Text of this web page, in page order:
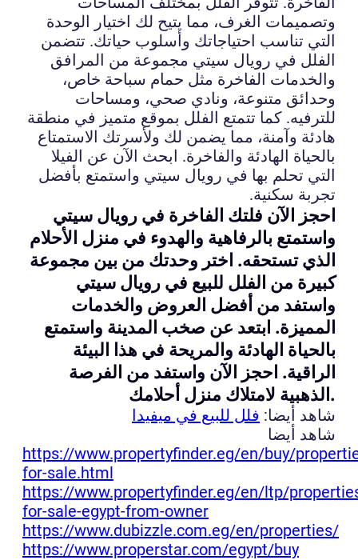
وتصميمات الغرف، مما يتيح لك اختيار الوحدة
التي تناسب احتياجاتك وأسلوب حياتك. تتضمن
الفلل في رويال سيتي مجموعة من المرافق
والخدمات الفاخرة مثل حمام سباحة خاص،
وحدائق متنوعة، ونادي صحي، ومساحات
للترفيه. كما تتمتع الفلل بموقع متميز في منطقة
هادئة وآمنة، مما يضمن لك ولأسرتك الاستمتاع
بالحياة الهادئة والفاخرة. ابحث الآن عن الفيلا
التي تحلم بها في رويال سيتي واستمتع بأفضل
تجربة سكنية.
احجز الآن فلتك الفاخرة في رويال سيتي
واستمتع بالرفاهية والهدوء في منزل الأحلام
الذي تستحقه. اختر وحدتك من بين مجموعة
كبيرة من الفلل للبيع في رويال سيتي
واستفد من أفضل العروض والخدمات
المميزة. ابتعد عن صخب المدينة واستمتع
بالحياة الهادئة والمريحة في هذا البيئة
الراقية. احجز الآن واستفد من الفرصة
الذهبية لامتلاك منزل أحلامك.
شاهد أيضا: فلل للبيع في ميفيدا
شاهد أيضا
https://www.propertyfinder.eg/en/buy/
for-sale.html
https://www.propertyfinder.eg/en/ltp/
for-sale-egypt-from-owner
https://www.dubizzle.com.eg/en/properties/
https://www.properstar.com/egypt/buy